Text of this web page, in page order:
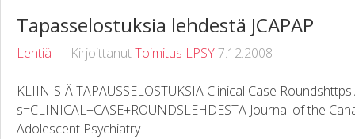
Tapasselostuksia lehdestä JCAPAP
Lehtiä — KirjoittanutToimitus LPSY7.12.2008
KLIINISIÄ TAPAUSSELOSTUKSIA Clinical Case
s=CLINICAL+CASE+ROUNDSLEHDESTÄ Journal of the
Adolescent Psychiatry